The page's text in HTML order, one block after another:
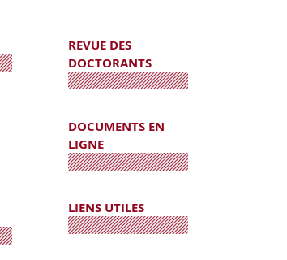
REVUE DES
DOCTORANTS
DOCUMENTS EN
LIGNE
LIENS UTILES